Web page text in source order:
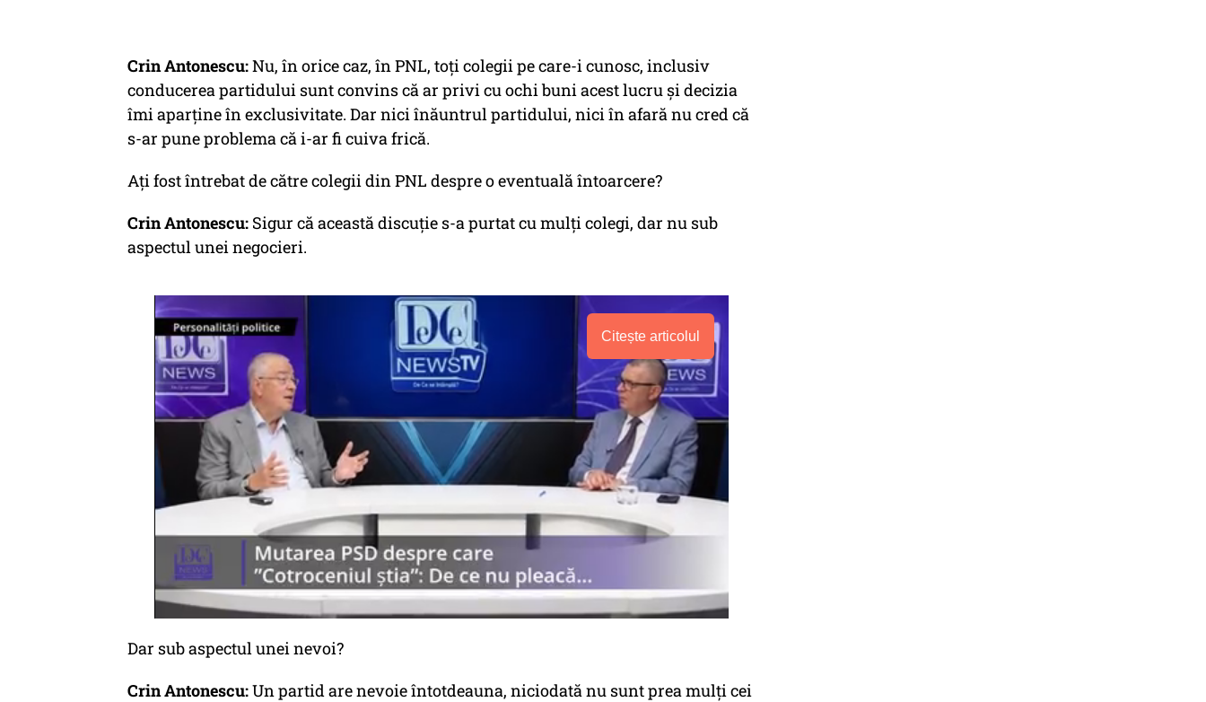
Crin Antonescu:Nu, în orice caz, în PNL, toți colegii pe care-i cunosc, inclusiv
conducerea partidului sunt convins că ar privi cu ochi buni acest lucru și decizia
îmi aparține în exclusivitate. Dar nici înăuntrul partidului, nici în afară nu cred că
s-ar pune problema că i-ar fi cuiva frică.
Ați fost întrebat de către colegii din PNL despre o eventuală întoarcere?
Crin Antonescu: Sigur că această discuție s-a purtat cu mulți colegi, dar nu sub
aspectul unei negocieri.
Citește articolul
Dar sub aspectul unei nevoi?
Crin Antonescu:Un partid are nevoie întotdeauna, niciodată nu sunt prea mulți cei